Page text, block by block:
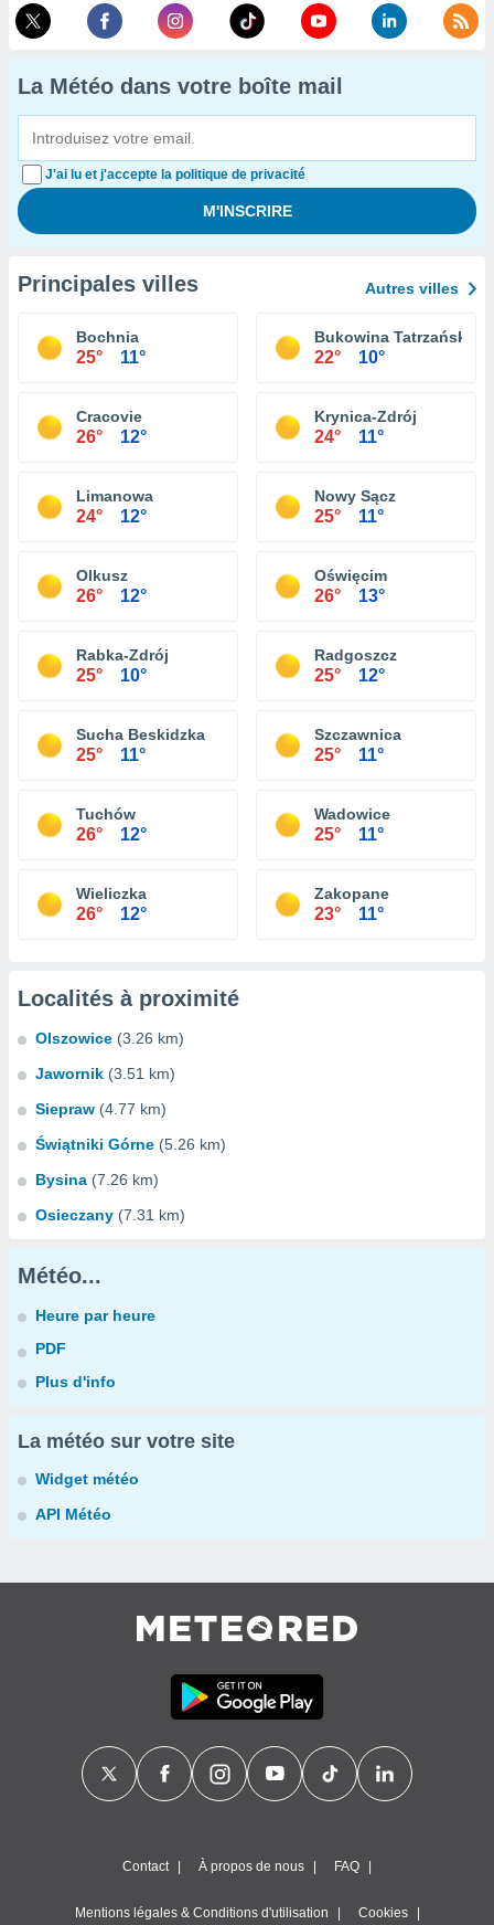
La Météo dans votre boîte mail
J'ai lu et j'accepte la politique de privacité
Principales villes Autres villes
Bochnia
25° 11°
Bukowina Tatrzańska
22° 10°
Cracovie
26° 12°
Krynica-Zdrój
24° 11°
Limanowa
24° 12°
Nowy Sącz
25° 11°
Olkusz
26° 12°
Oświęcim
26° 13°
Rabka-Zdrój
25° 10°
Radgoszcz
25° 12°
Sucha Beskidzka
25° 11°
Szczawnica
25° 11°
Tuchów
26° 12°
Wadowice
25° 11°
Wieliczka
26° 12°
Zakopane
23° 11°
Localités à proximité
Olszowice (3.26 km)
Jawornik (3.51 km)
Siepraw (4.77 km)
Świątniki Górne (5.26 km)
Bysina (7.26 km)
Osieczany (7.31 km)
Météo...
Heure par heure
PDF
Plus d'info
La météo sur votre site
Widget météo
API Météo
Contact À propos de nous FAQ
Mentions légales & Conditions d'utilisation Cookies